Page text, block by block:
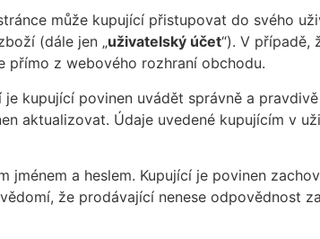
může kupující přistupovat do svého
(dále jen „uživatelský účet“). V případě,
přímo z webového rozhraní obchodu.
kupující povinen uvádět správně a
aktualizovat. Údaje uvedené kupujícím v
a heslem. Kupující je povinen
že prodávající nenese odpovědnost